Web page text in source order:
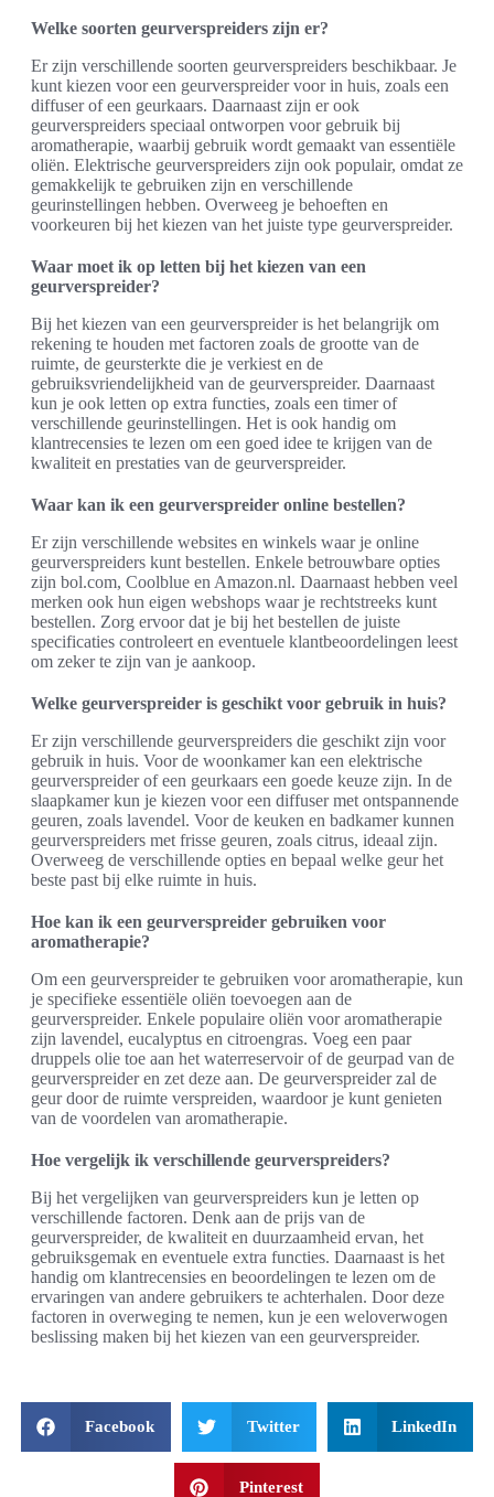
Welke soorten geurverspreiders zijn er?
Er zijn verschillende soorten geurverspreiders beschikbaar. Je
kunt kiezen voor een geurverspreider voor in huis, zoals een
diffuser of een geurkaars. Daarnaast zijn er ook
geurverspreiders speciaal ontworpen voor gebruik bij
aromatherapie, waarbij gebruik wordt gemaakt van essentiële
oliën. Elektrische geurverspreiders zijn ook populair, omdat ze
gemakkelijk te gebruiken zijn en verschillende
geurinstellingen hebben. Overweeg je behoeften en
voorkeuren bij het kiezen van het juiste type geurverspreider.
Waar moet ik op letten bij het kiezen van een
geurverspreider?
Bij het kiezen van een geurverspreider is het belangrijk om
rekening te houden met factoren zoals de grootte van de
ruimte, de geursterkte die je verkiest en de
gebruiksvriendelijkheid van de geurverspreider. Daarnaast
kun je ook letten op extra functies, zoals een timer of
verschillende geurinstellingen. Het is ook handig om
klantrecensies te lezen om een goed idee te krijgen van de
kwaliteit en prestaties van de geurverspreider.
Waar kan ik een geurverspreider online bestellen?
Er zijn verschillende websites en winkels waar je online
geurverspreiders kunt bestellen. Enkele betrouwbare opties
zijn bol.com, Coolblue en Amazon.nl. Daarnaast hebben veel
merken ook hun eigen webshops waar je rechtstreeks kunt
bestellen. Zorg ervoor dat je bij het bestellen de juiste
specificaties controleert en eventuele klantbeoordelingen leest
om zeker te zijn van je aankoop.
Welke geurverspreider is geschikt voor gebruik in huis?
Er zijn verschillende geurverspreiders die geschikt zijn voor
gebruik in huis. Voor de woonkamer kan een elektrische
geurverspreider of een geurkaars een goede keuze zijn. In de
slaapkamer kun je kiezen voor een diffuser met ontspannende
geuren, zoals lavendel. Voor de keuken en badkamer kunnen
geurverspreiders met frisse geuren, zoals citrus, ideaal zijn.
Overweeg de verschillende opties en bepaal welke geur het
beste past bij elke ruimte in huis.
Hoe kan ik een geurverspreider gebruiken voor
aromatherapie?
Om een geurverspreider te gebruiken voor aromatherapie, kun
je specifieke essentiële oliën toevoegen aan de
geurverspreider. Enkele populaire oliën voor aromatherapie
zijn lavendel, eucalyptus en citroengras. Voeg een paar
druppels olie toe aan het waterreservoir of de geurpad van de
geurverspreider en zet deze aan. De geurverspreider zal de
geur door de ruimte verspreiden, waardoor je kunt genieten
van de voordelen van aromatherapie.
Hoe vergelijk ik verschillende geurverspreiders?
Bij het vergelijken van geurverspreiders kun je letten op
verschillende factoren. Denk aan de prijs van de
geurverspreider, de kwaliteit en duurzaamheid ervan, het
gebruiksgemak en eventuele extra functies. Daarnaast is het
handig om klantrecensies en beoordelingen te lezen om de
ervaringen van andere gebruikers te achterhalen. Door deze
factoren in overweging te nemen, kun je een weloverwogen
beslissing maken bij het kiezen van een geurverspreider.
Facebook Twitter LinkedIn
Pinterest